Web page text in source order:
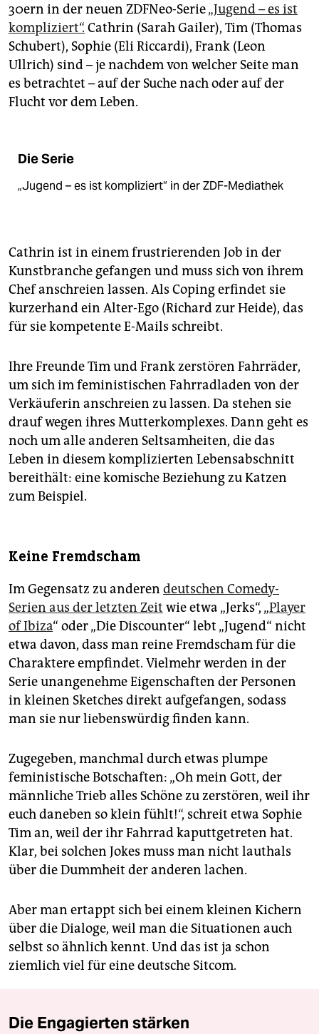
30ern in der neuen ZDFNeo-Serie„Jugend – es ist
kompliziert“. Cathrin (Sarah Gailer), Tim (Thomas
Schubert), Sophie (Eli Riccardi), Frank (Leon
Ullrich) sind – je nachdem von welcher Seite man
es betrachtet – auf der Suche nach oder auf der
Flucht vor dem Leben.
Die Serie
„Jugend – es ist kompliziert“ in der ZDF-Mediathek
Cathrin ist in einem frustrierenden Job in der
Kunstbranche gefangen und muss sich von ihrem
Chef anschreien lassen. Als Coping erfindet sie
kurzerhand ein Alter-Ego (Richard zur Heide), das
für sie kompetente E-Mails schreibt.
Ihre Freunde Tim und Frank zerstören Fahrräder,
um sich im feministischen Fahrradladen von der
Verkäuferin anschreien zu lassen. Da stehen sie
drauf wegen ihres Mutterkomplexes. Dann geht es
noch um alle anderen Seltsamheiten, die das
Leben in diesem komplizierten Lebensabschnitt
bereithält: eine komische Beziehung zu Katzen
zum Beispiel.
Keine Fremdscham
Im Gegensatz zu anderen deutschen Comedy-
Serien aus der letzten Zeit wie etwa „Jerks“, „Player
of Ibiza“ oder „Die Discounter“ lebt „Jugend“ nicht
etwa davon, dass man reine Fremdscham für die
Charaktere empfindet. Vielmehr werden in der
Serie unangenehme Eigenschaften der Personen
in kleinen Sketches direkt aufgefangen, sodass
man sie nur liebenswürdig finden kann.
Zugegeben, manchmal durch etwas plumpe
feministische Botschaften: „Oh mein Gott, der
männliche Trieb alles Schöne zu zerstören, weil ihr
euch daneben so klein fühlt!“, schreit etwa Sophie
Tim an, weil der ihr Fahrrad kaputtgetreten hat.
Klar, bei solchen Jokes muss man nicht lauthals
über die Dummheit der anderen lachen.
Aber man ertappt sich bei einem kleinen Kichern
über die Dialoge, weil man die Situationen auch
selbst so ähnlich kennt. Und das ist ja schon
ziemlich viel für eine deutsche Sitcom.
Die Engagierten stärken